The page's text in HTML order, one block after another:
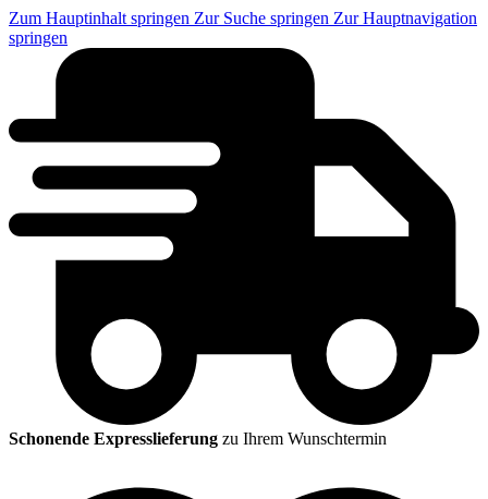
Zum Hauptinhalt springen Zur Suche springen Zur Hauptnavigation
springen
Schonende Expresslieferung zu Ihrem Wunschtermin